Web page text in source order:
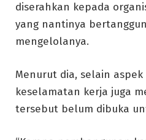
diserahkan kepada
yang nantinya
mengelolanya.
Menurut dia, selain
keselamatan kerja juga
tersebut belum dibuka